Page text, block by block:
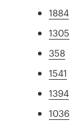
1884
1305
358
1541
1394
1036